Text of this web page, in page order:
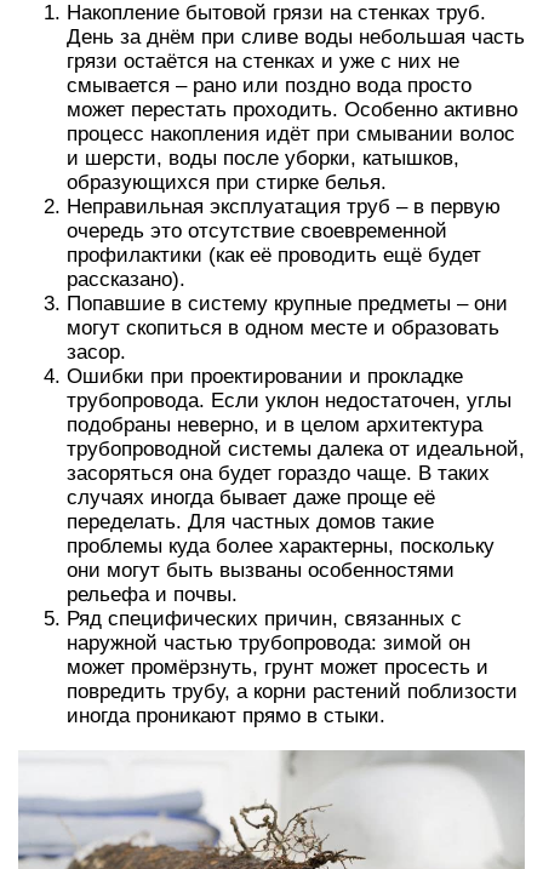
Накопление бытовой грязи на стенках труб.
День за днём при сливе воды небольшая часть
грязи остаётся на стенках и уже с них не
смывается – рано или поздно вода просто
может перестать проходить. Особенно активно
процесс накопления идёт при смывании волос
и шерсти, воды после уборки, катышков,
образующихся при стирке белья.
Неправильная эксплуатация труб – в первую
очередь это отсутствие своевременной
профилактики (как её проводить ещё будет
рассказано).
Попавшие в систему крупные предметы – они
могут скопиться в одном месте и образовать
засор.
Ошибки при проектировании и прокладке
трубопровода. Если уклон недостаточен, углы
подобраны неверно, и в целом архитектура
трубопроводной системы далека от идеальной,
засоряться она будет гораздо чаще. В таких
случаях иногда бывает даже проще её
переделать. Для частных домов такие
проблемы куда более характерны, поскольку
они могут быть вызваны особенностями
рельефа и почвы.
Ряд специфических причин, связанных с
наружной частью трубопровода: зимой он
может промёрзнуть, грунт может просесть и
повредить трубу, а корни растений поблизости
иногда проникают прямо в стыки.